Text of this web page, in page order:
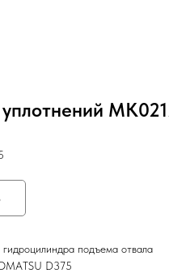
гидроцилиндра подъема отвала
D375